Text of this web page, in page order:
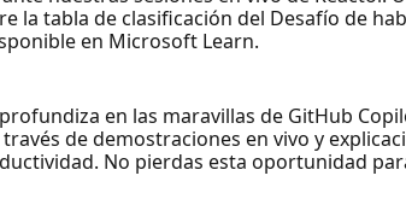
la tabla de clasificación del Desafío de
en Microsoft Learn.
en las maravillas de GitHub
de demostraciones en vivo y
No pierdas esta oportunidad